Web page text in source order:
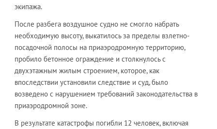
экипажа.
После разбега воздушное судно не смогло набрать
необходимую высоту, выкатилось за пределы взлетно-
посадочной полосы на приаэродромную территорию,
пробило бетонное ограждение и столкнулось с
двухэтажным жилым строением, которое, как
впоследствии установили следствие и суд, было
возведено с нарушением требований законодательства в
приаэродромной зоне.
В результате катастрофы погибли 12 человек, включая